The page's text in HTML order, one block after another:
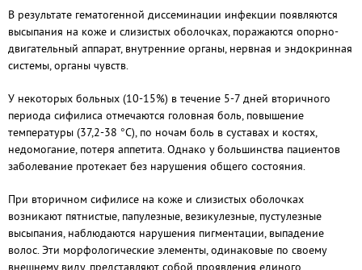
В результате гематогенной диссеминации инфекции появляются
высыпания на коже и слизистых оболочках, поражаются опорно-
двигательный аппарат, внутренние органы, нервная и эндокринная
системы, органы чувств.
У некоторых больных (10-15%) в течение 5-7 дней вторичного
периода сифилиса отмечаются головная боль, повышение
температуры (37,2-38 °С), по ночам боль в суставах и костях,
недомогание, потеря аппетита. Однако у большинства пациентов
заболевание протекает без нарушения общего состояния.
При вторичном сифилисе на коже и слизистых оболочках
возникают пятнистые, папулезные, везикулезные, пустулезные
высыпания, наблюдаются нарушения пигментации, выпадение
волос. Эти морфологические элементы, одинаковые по своему
внешнему виду, представляют собой проявления единого